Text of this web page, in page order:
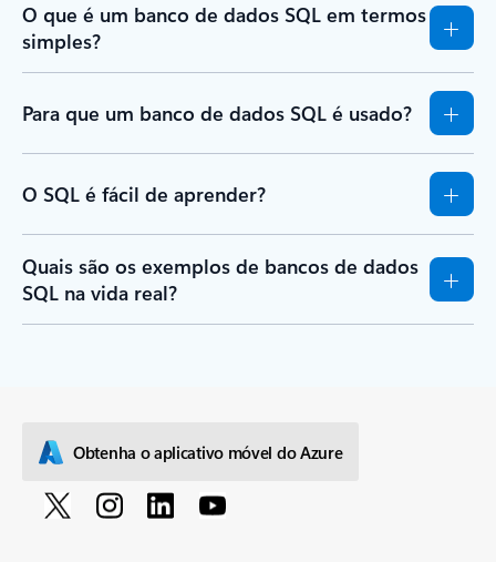
O que é um banco de dados SQL em termos
simples?
Para que um banco de dados SQL é usado?
O SQL é fácil de aprender?
Quais são os exemplos de bancos de dados
SQL na vida real?
Obtenha o aplicativo móvel do Azure